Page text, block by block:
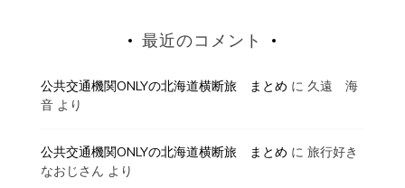
最近のコメント
公共交通機関ONLYの北海道横断旅 まとめ に 久遠 海
音より
公共交通機関ONLYの北海道横断旅 まとめ に 旅行好き
なおじさん より